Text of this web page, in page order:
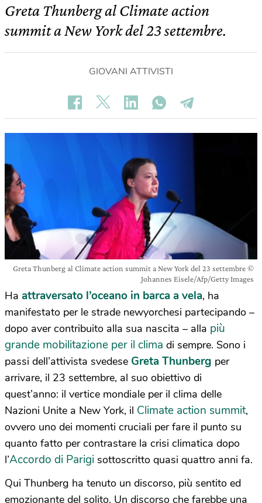
Greta Thunberg al Climate action
summit a New York del 23 settembre.
GIOVANI ATTIVISTI
Greta Thunberg al Climate action summit a New York del 23 settembre ©
Johannes Eisele/Afp/Getty Images
Ha attraversato l’oceano in barca a vela, ha
manifestato per le strade newyorchesi partecipando –
dopo aver contribuito alla sua nascita – alla più
grande mobilitazione per il clima di sempre. Sono i
passi dell’attivista svedese Greta Thunberg per
arrivare, il 23 settembre, al suo obiettivo di
quest’anno: il vertice mondiale per il clima delle
Nazioni Unite a New York, il Climate action summit,
ovvero uno dei momenti cruciali per fare il punto su
quanto fatto per contrastare la crisi climatica dopo
l’Accordo di Parigi sottoscritto quasi quattro anni fa.
Qui Thunberg ha tenuto un discorso, più sentito ed
emozionante del solito. Un discorso che farebbe una